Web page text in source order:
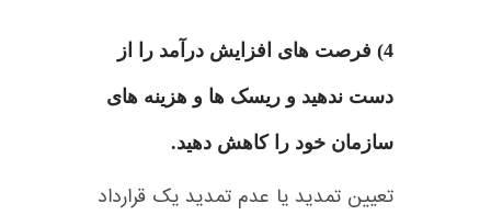
4) فرصت های افزایش درآمد را از
دست ندهید و ریسک ها و هزینه های
سازمان خود را کاهش دهید.
تعیین تمدید یا عدم تمدید یک قرارداد